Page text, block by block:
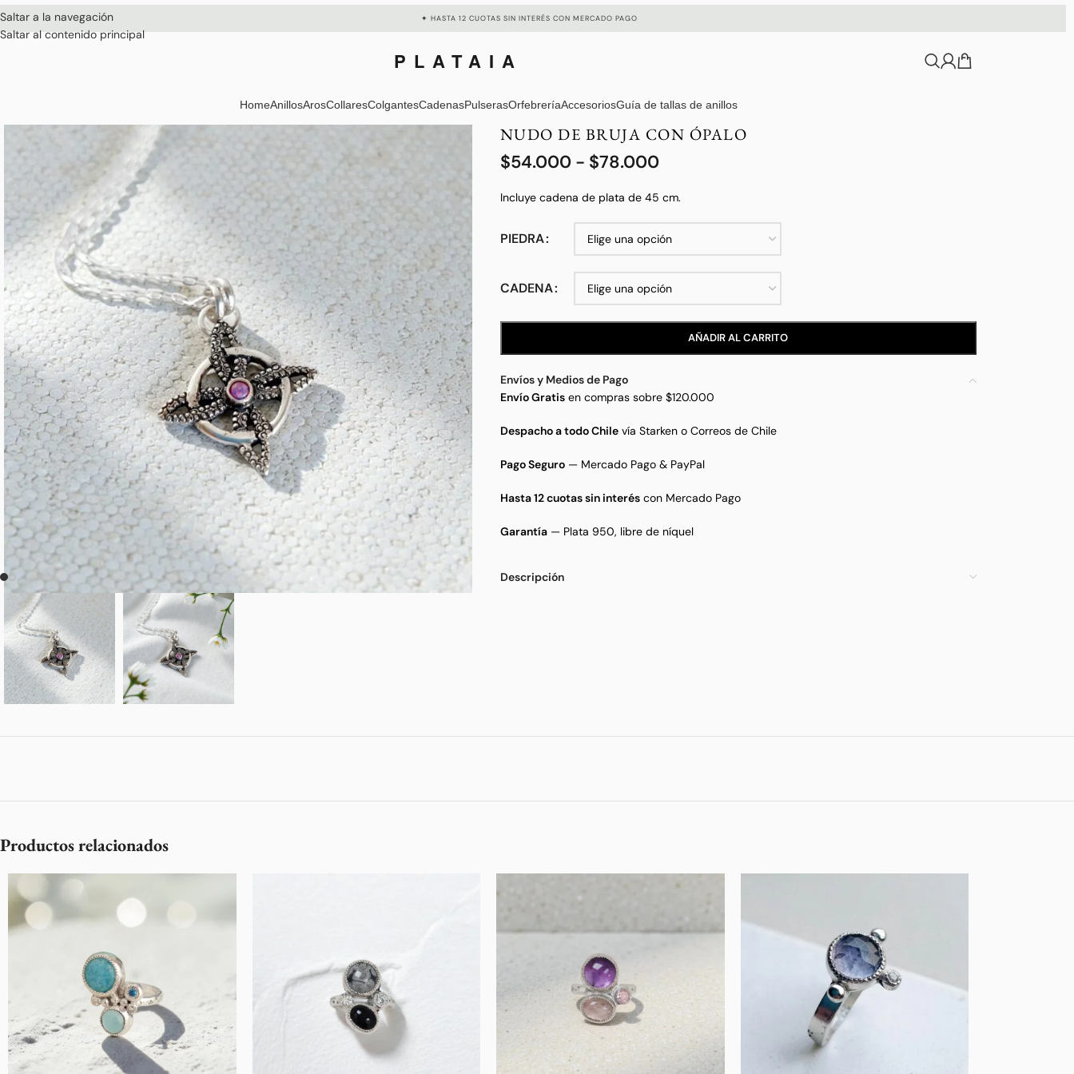
Saltar a la navegación
Saltar al contenido principal
✦ HASTA 12 CUOTAS SIN INTERÉS CON MERCADO PAGO
PLATAIA
HomeAnillosArosCollaresColgantesCadenasPulserasOrfebreríaAccesoriosGuía de tallas de anillos
NUDO DE BRUJA CON ÓPALO
$54.000 - $78.000
Incluye cadena de plata de 45 cm.
PIEDRA
CADENA
AÑADIR AL CARRITO
Envíos y Medios de Pago
Envío Gratisen compras sobre $120.000
Despacho a todo Chilevía Starken o Correos de Chile
Pago Seguro— Mercado Pago & PayPal
Hasta 12 cuotas sin interéscon Mercado Pago
Garantía— Plata 950, libre de níquel
Descripción
Productos relacionados